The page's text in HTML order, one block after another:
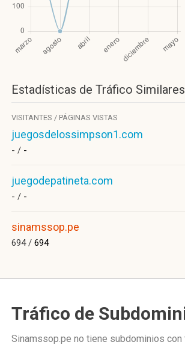
Estadísticas de Tráfico Similares
VISITANTES / PÁGINAS VISTAS
juegosdelossimpson1.com
- / -
juegodepatineta.com
- / -
sinamssop.pe
694 / 694
Tráfico de
Sinamssop.pe no tiene subdominios con